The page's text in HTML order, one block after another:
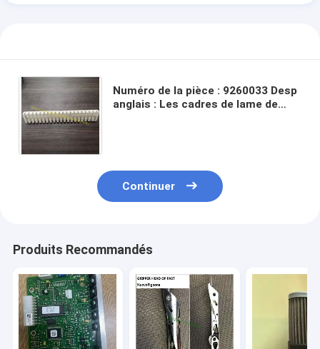
Numéro de la pièce : 9260033 Desp
anglais : Les cadres de lame de
Continuer
Produits Recommandés